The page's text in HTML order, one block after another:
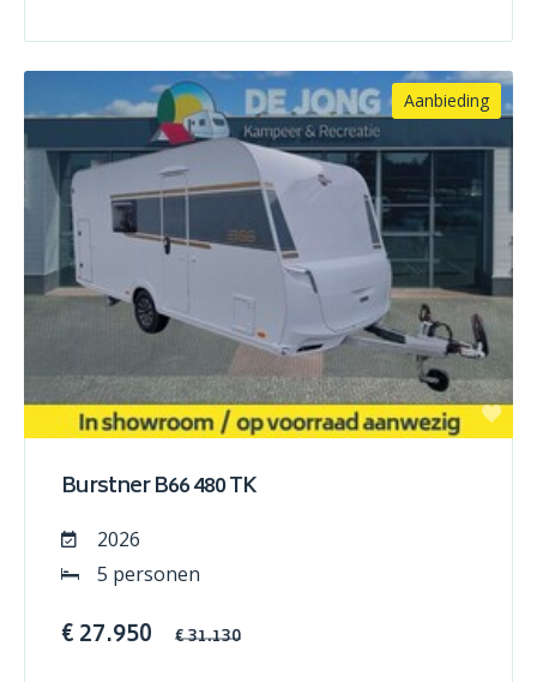
Aanbieding
Burstner B66 480 TK
2026
5 personen
€ 27.950 € 31.130